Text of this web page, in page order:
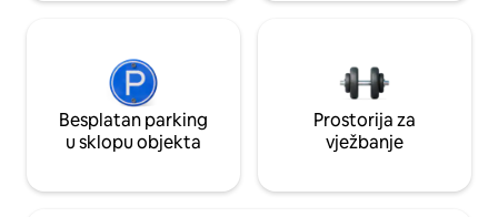
Besplatan parking
u sklopu objekta
Prostorija za
vježbanje